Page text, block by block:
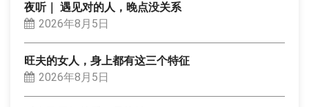
夜听｜ 遇见对的人，晚点没关系
2026年8月5日
旺夫的女人，身上都有这三个特征
2026年8月5日